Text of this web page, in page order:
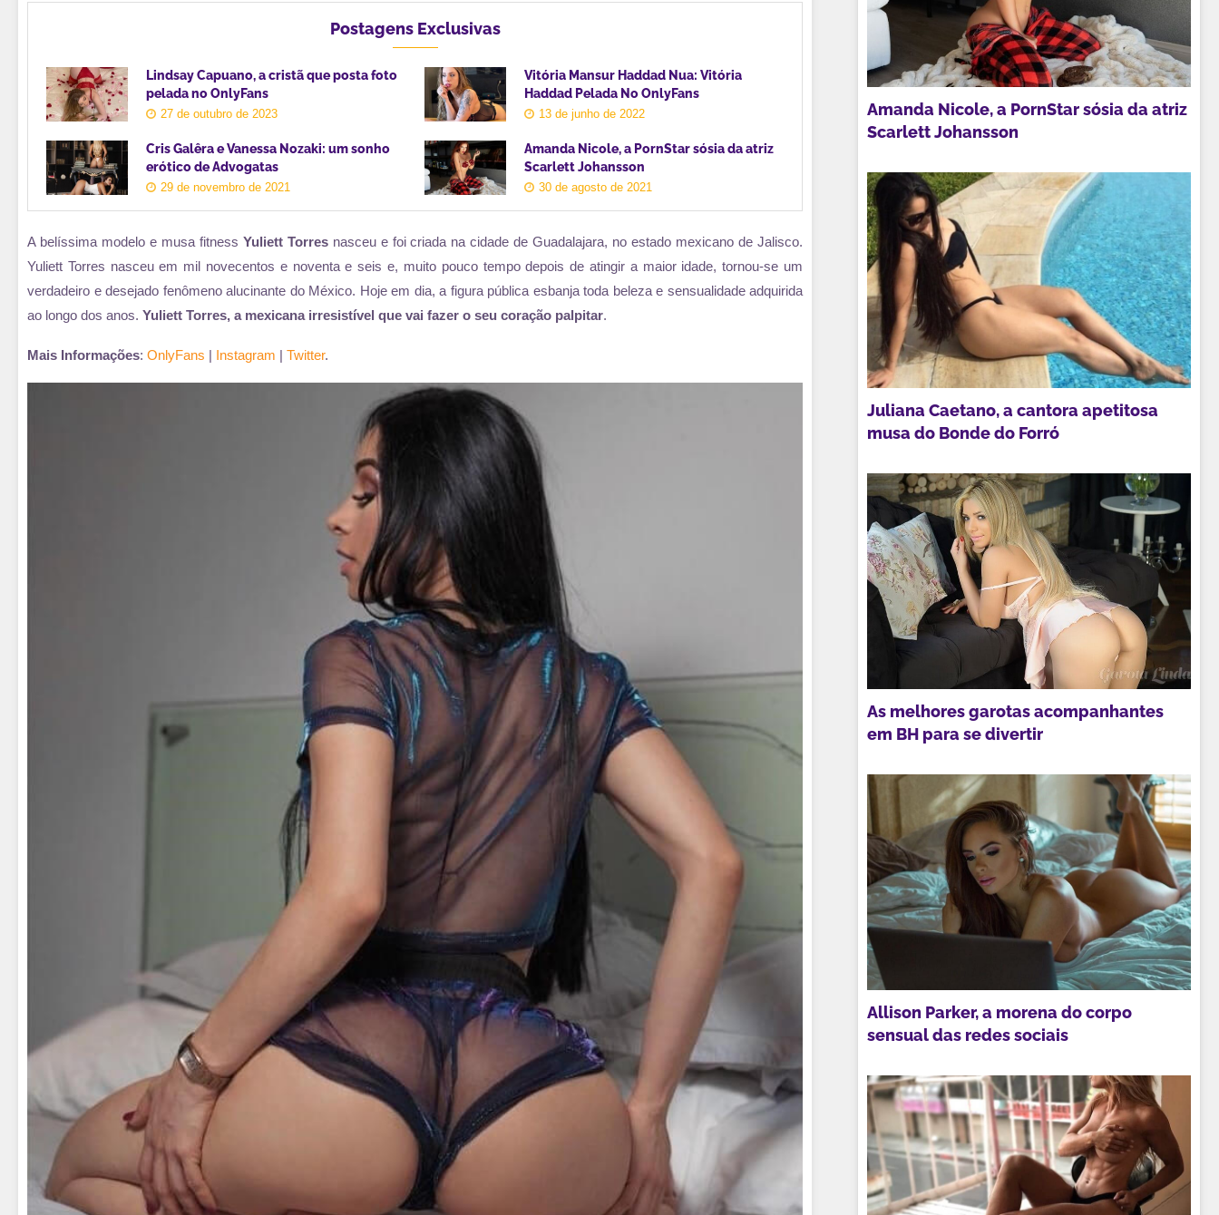
Postagens Exclusivas
Lindsay Capuano, a cristã que posta foto
pelada no OnlyFans
27 de outubro de 2023
Vitória Mansur Haddad Nua: Vitória
Haddad Pelada No OnlyFans
13 de junho de 2022
Cris Galêra e Vanessa Nozaki: um sonho
erótico de Advogatas
29 de novembro de 2021
Amanda Nicole, a PornStar sósia da atriz
Scarlett Johansson
30 de agosto de 2021
A belíssima modelo e musa fitness Yuliett Torresnasceu e foi criada na cidade de Guadalajara, no estado mexicano de Jalisco.
Yuliett Torres nasceu em mil novecentos e noventa e seis e, muito pouco tempo depois de atingir a maior idade, tornou-se um
verdadeiro e desejado fenômeno alucinante do México. Hoje em dia, a figura pública esbanja toda beleza e sensualidade adquirida
ao longo dos anos. Yuliett Torres, a mexicana irresistível que vai fazer o seu coração palpitar.
Mais Informações: OnlyFans | Instagram | Twitter.
Amanda Nicole, a PornStar sósia da atriz
Scarlett Johansson
Juliana Caetano, a cantora apetitosa
musa do Bonde do Forró
As melhores garotas acompanhantes
em BH para se divertir
Allison Parker, a morena do corpo
sensual das redes sociais